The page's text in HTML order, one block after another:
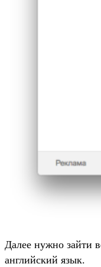
Далее нужно зайти
английский язык.